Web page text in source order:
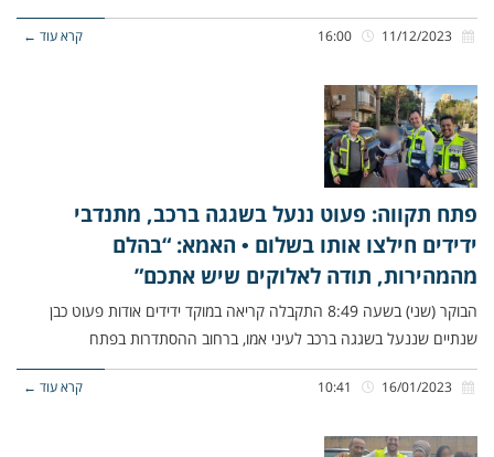
קרא עוד ←
פתח תקווה: פעוט ננעל בשגגה ברכב, מתנדבי
ידידים חילצו אותו בשלום • האמא: “בהלם
מהמהירות, תודה לאלוקים שיש אתכם”
הבוקר (שני) בשעה 8:49 התקבלה קריאה במוקד ידידים אודות פעוט כבן
שנתיים שננעל בשגגה ברכב לעיני אמו, ברחוב ההסתדרות בפתח
קרא עוד ←